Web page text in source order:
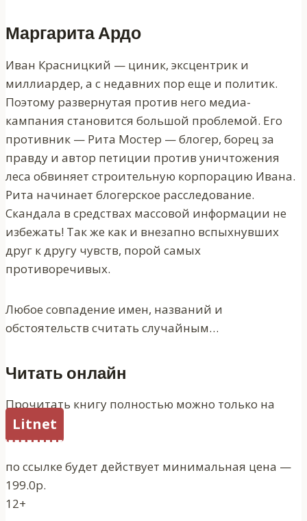
Маргарита Ардо
Иван Красницкий — циник, эксцентрик и
миллиардер, а с недавних пор еще и политик.
Поэтому развернутая против него медиа-
кампания становится большой проблемой. Его
противник — Рита Мостер — блогер, борец за
правду и автор петиции против уничтожения
леса обвиняет строительную корпорацию Ивана.
Рита начинает блогерское расследование.
Скандала в средствах массовой информации не
избежать! Так же как и внезапно вспыхнувших
друг к другу чувств, порой самых
противоречивых.
Любое совпадение имен, названий и
обстоятельств считать случайным…
Читать онлайн
Прочитать книгу полностью можно только на
Litnet
по ссылке будет действует минимальная цена —
199.0р.
12+